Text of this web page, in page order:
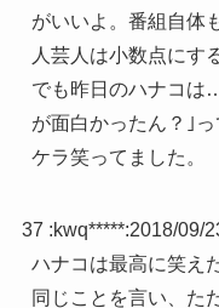
がいいよ。番組自体
人芸人は小数点にす
でも昨日のハナコは
が面白かったん？｣
ケラ笑ってました。
37 :kwq*****:2018/09/
ハナコは最高に笑え
同じことを言い、た